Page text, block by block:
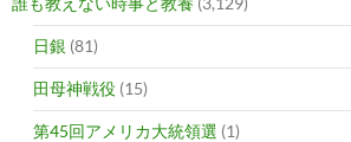
日銀 (81)
田母神戦役 (15)
第45回アメリカ大統領選 (1)